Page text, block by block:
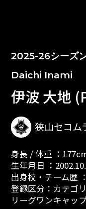
2025-26シーズ
Daichi Inami
伊波 大地
狭山セコム
身長 / 体重 ：
生年月日 ：
出身校・チーム歴
登録区分：カテゴ
リーグワンキャッ